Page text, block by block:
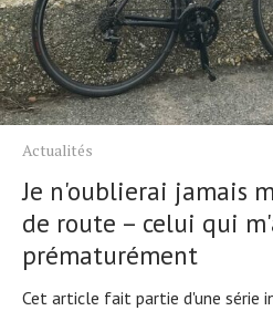
Actualités
Je n'oublierai jamais
de route – celui qui
prématurément
Cet article fait partie d'une série
Actualités
Technologies
Conseils
Tendances
Tous nos articles
À propos